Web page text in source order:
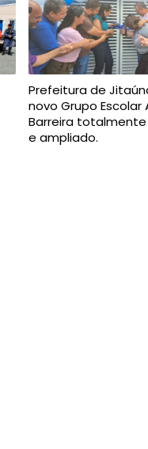
Prefeitura de
novo Grupo Escolar
Barreira
e ampliado.